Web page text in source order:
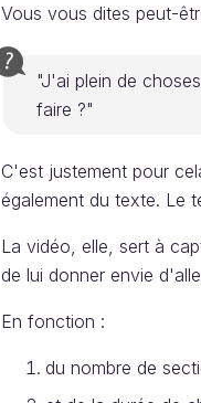
Vous vous dites peut-
"J'ai plein de
faire ?"
C'est justement pour
également du texte. Le
La vidéo, elle, sert à
de lui donner envie
En fonction :
du nombre de